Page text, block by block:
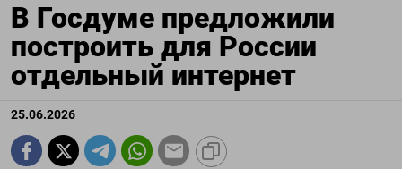
В Госдуме предложили
построить для России
отдельный интернет
25.06.2026